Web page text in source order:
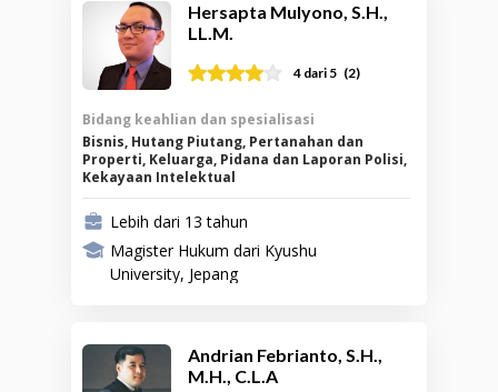
Hersapta Mulyono, S.H.,
LL.M.
4 dari 5 (2)
Bidang keahlian dan spesialisasi
Bisnis, Hutang Piutang, Pertanahan dan
Properti, Keluarga, Pidana dan Laporan Polisi,
Kekayaan Intelektual
Lebih dari 13 tahun
Magister Hukum dari Kyushu
University, Jepang
Andrian Febrianto, S.H.,
M.H., C.L.A